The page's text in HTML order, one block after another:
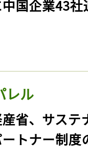
国企業43社
レル
産省、サステ
トナー制度